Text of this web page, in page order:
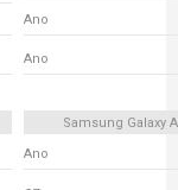
Ano
Ano
Samsung Galaxy
Ano